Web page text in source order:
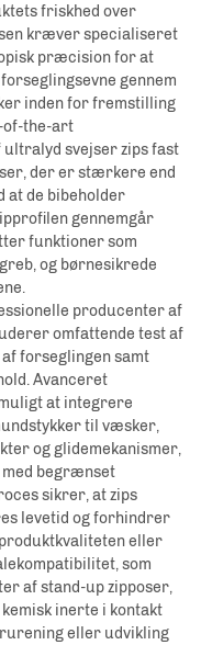
friskhed over
kræver specialiseret
præcision for at
gennem
inden for fremstilling
of-the-art
svejser zips fast
der er stærkere end
at de bibeholder
gennemgår
funktioner som
og børnesikrede
producenter af
omfattende test af
forseglingen samt
Avanceret
at integrere
til væsker,
og glidemekanismer,
begrænset
sikrer, at zips
levetid og forhindrer
eller
som
af stand-up zipposer,
inerte i kontakt
eller udvikling